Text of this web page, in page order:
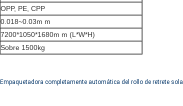
OPP, PE, CPP
0.018~0.03m m
7200*1050*1680m m (L*W*H)
Sobre 1500kg
Empaquetadora completamente automática del rollo de retrete sola